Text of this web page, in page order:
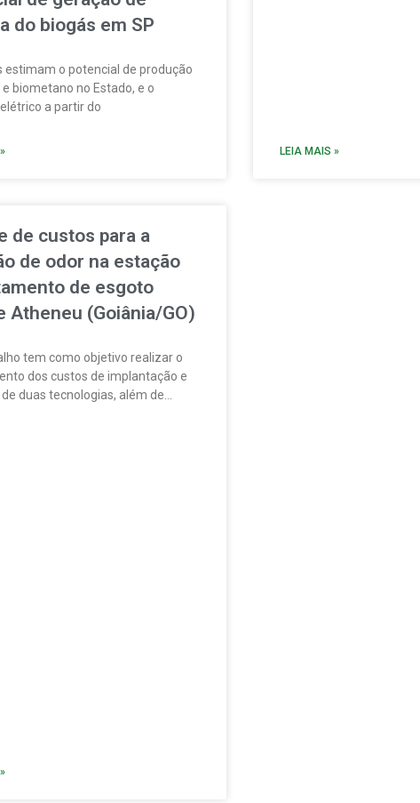
do biogás em SP
estimam o potencial de produção
e biometano no Estado, e o
a partir do
LEIA MAIS »
de custos para a
de odor na estação
de esgoto
Atheneu (Goiânia/GO)
tem como objetivo realizar o
dos custos de implantação e
duas tecnologias, além de